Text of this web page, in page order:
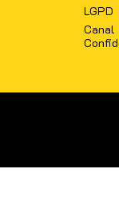
LGPD
Canal